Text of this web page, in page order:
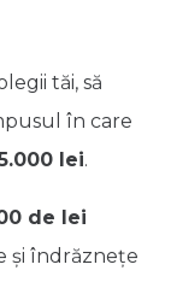
tăi, să
în care
lei.
de lei
și îndrăznețe